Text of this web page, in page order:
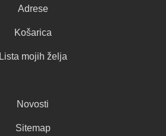
Adrese
Košarica
Lista mojih želja
Novosti
Sitemap